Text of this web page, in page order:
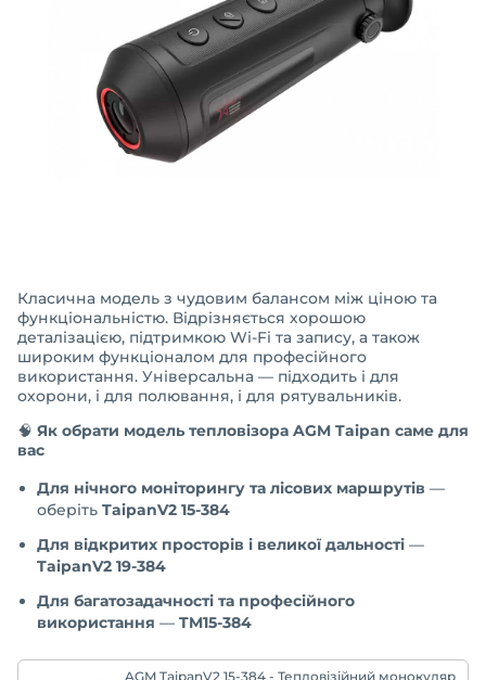
Класична модель з чудовим балансом між ціною та
функціональністю. Відрізняється хорошою
деталізацією, підтримкою Wi-Fi та запису, а також
широким функціоналом для професійного
використання. Універсальна — підходить і для
охорони, і для полювання, і для рятувальників.
🧠 Як обрати модель тепловізора AGM Taipan саме для
вас
Для нічного моніторингу та лісових маршрутів —
оберіть TaipanV2 15-384
Для відкритих просторів і великої дальності —
TaipanV2 19-384
Для багатозадачності та професійного
використання — TM15-384
AGM TaipanV2 15-384 - Тепловізійний монокуляр